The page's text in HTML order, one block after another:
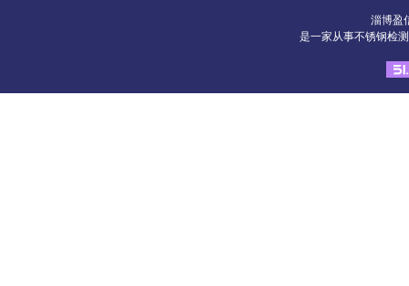
淄博盈
是一家从事不锈钢检